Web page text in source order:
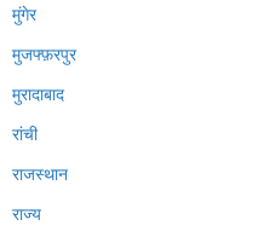
मुंगेर
मुजफ्फ़रपुर
मुरादाबाद
रांची
राजस्थान
राज्य